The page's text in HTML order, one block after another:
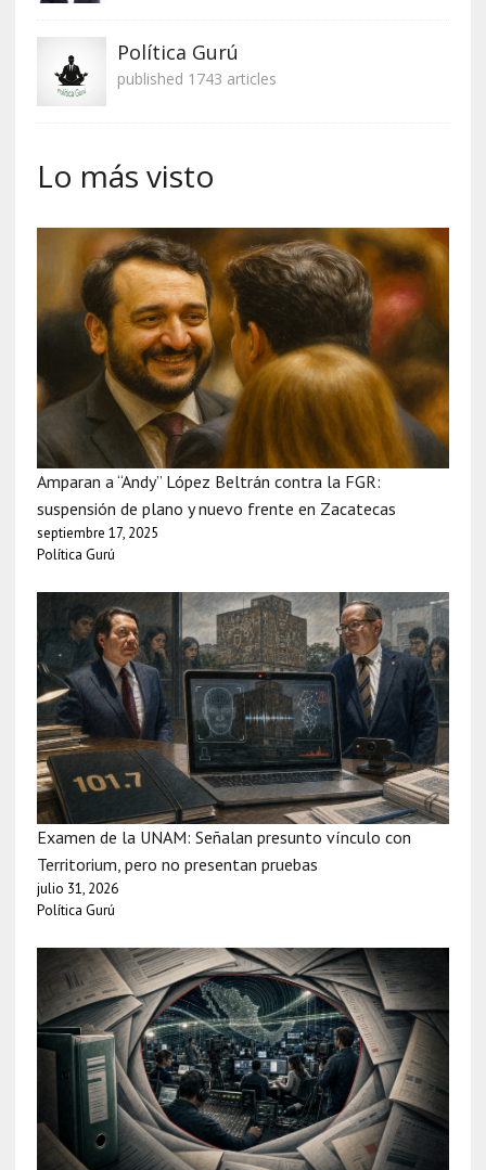
Política Gurú
published 1743 articles
Lo más visto
Amparan a “Andy” López Beltrán contra la FGR:
suspensión de plano y nuevo frente en Zacatecas
septiembre 17, 2025
Política Gurú
Examen de la UNAM: Señalan presunto vínculo con
Territorium, pero no presentan pruebas
julio 31, 2026
Política Gurú